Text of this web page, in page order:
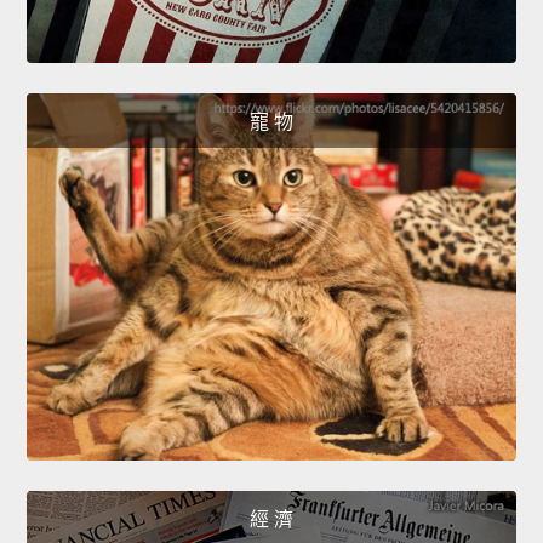
寵 物
經 濟